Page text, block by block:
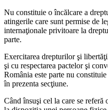
Nu constituie o încălcare a
atingerile care sunt permise de
internaţionale privitoare la
parte.
Exercitarea drepturilor şi
şi cu respectarea pactelor şi
România este parte nu
în prezenta secţiune.
Când însuşi cel la care se